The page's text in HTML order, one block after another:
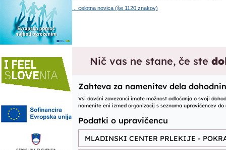
... celotna novica (še 1120 znakov)